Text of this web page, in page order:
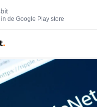
in de Google Play store